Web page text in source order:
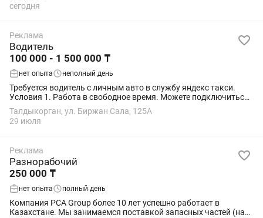
сегодня
Реклама
Водитель
100 000 - 1 500 000 ₸
нет опыта неполный день
Требуется водитель с личным авто в службу яндекс такси.
Условия 1. Работа в свободное время. Можете подключиться
после работы и заработать или подвезти попутчиков.
2.средний заработок от 2500 в...
Талдыкорган, ул. Биржан Сала, 125А
29 июля
Реклама
Разнорабочий
250 000 ₸
нет опыта полный день
Компания PCA Group более 10 лет успешно работает в
Казахстане. Мы занимаемся поставкой запасных частей (на